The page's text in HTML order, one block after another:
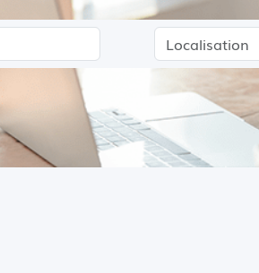
Localisation